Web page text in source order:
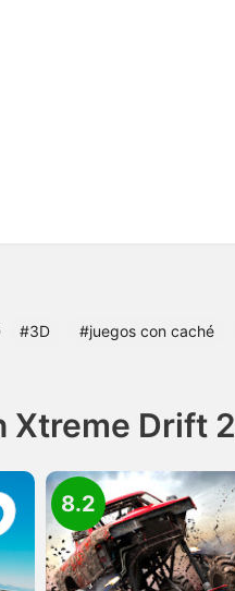
#3D #juegos con caché
Xtreme Drift 2
8.2